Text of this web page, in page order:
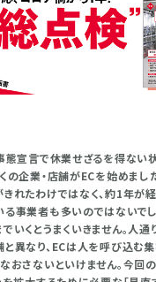
態宣言で休業せざるを得ない
の企業・店舗がECを始めまし
れたわけではなく、約1年が
事業者も多いのではないでし
いくとうまくいきません。人通
異なり、ECは人を呼び込む集
おさないといけません。今回